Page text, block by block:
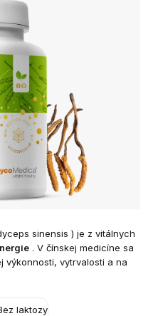
sinensis ) je z vitálnych
. V čínskej medicíne sa
výkonnosti, vytrvalosti a na
laktozy